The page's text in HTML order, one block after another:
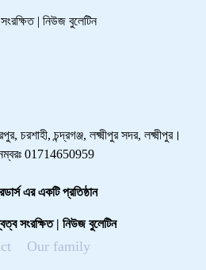
চরশাহী, চন্দ্রগঞ্জ, লক্ষ্মীপুর সদর, লক্ষ্মীপুর।
01714650959
এর একটি প্রতিষ্ঠান
সংরক্ষিত | নিউজ বুলেটিন
Our family